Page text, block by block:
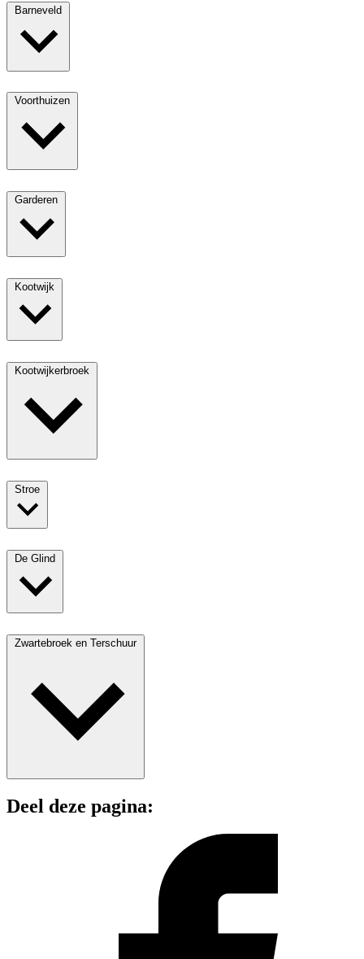
Barneveld
Voorthuizen
Garderen
Kootwijk
Kootwijkerbroek
Stroe
De Glind
Zwartebroek en Terschuur
Deel deze pagina: